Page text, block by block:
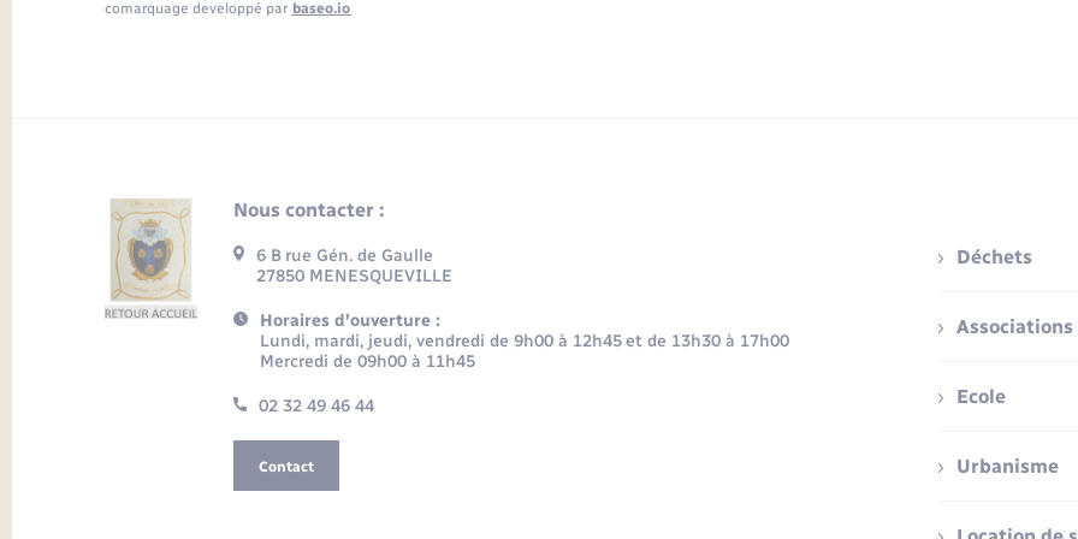
comarquage developpé par baseo.io
Nous contacter :
6 B rue Gén. de Gaulle
27850 MENESQUEVILLE
Horaires d'ouverture :
Lundi, mardi, jeudi, vendredi de 9h00 à 12h45 et de 13h30 à 17h00
Mercredi de 09h00 à 11h45
02 32 49 46 44
Contact
Déchets
Associations
Ecole
Urbanisme